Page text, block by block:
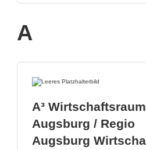
A
A³ Wirtschaftsraum
Augsburg / Regio
Augsburg